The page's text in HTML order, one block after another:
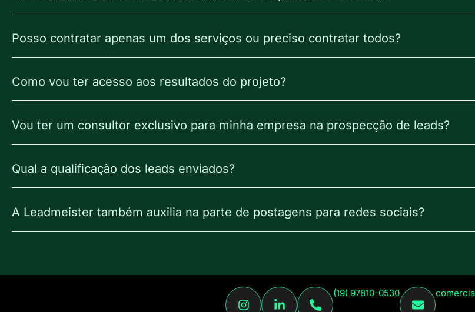
Posso contratar apenas um dos serviços ou preciso contratar todos?
Como vou ter acesso aos resultados do projeto?
Vou ter um consultor exclusivo para minha empresa na prospecção de leads?
Qual a qualificação dos leads enviados?
A Leadmeister também auxilia na parte de postagens para redes sociais?
(19) 97810-0530